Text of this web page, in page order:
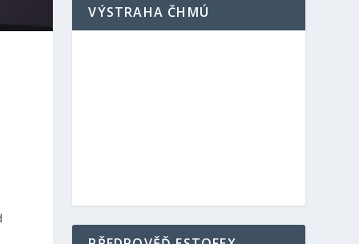
VÝSTRAHA ČHMÚ